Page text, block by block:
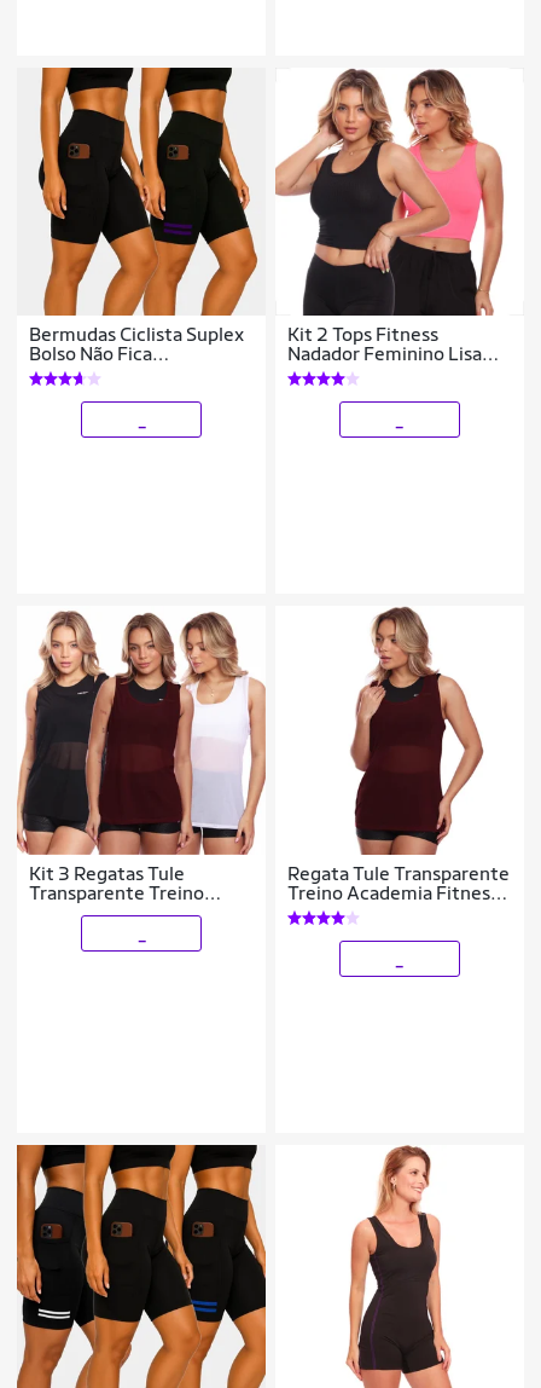
Bermudas Ciclista Suplex
Bolso Não Fica
Transparente Cós Alto Kit
ou Individual
Kit 2 Tops Fitness
Nadador Feminino Lisa
Blusa Básica
Kit 3 Regatas Tule
Transparente Treino
Academia Fitness Casual
Regata Tule Transparente
Treino Academia Fitness
Casual